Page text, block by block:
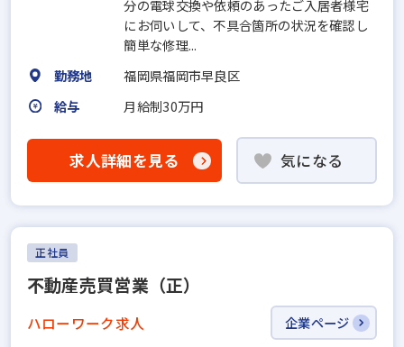
分の電球交換や依頼のあったご入居者様宅
にお伺いして、不具合箇所の状況を確認し
簡単な修理...
勤務地
福岡県福岡市早良区
給与
月給制30万円
求人詳細を見る 気になる
正社員
不動産売買営業（正）
ハローワーク求人 企業ページ